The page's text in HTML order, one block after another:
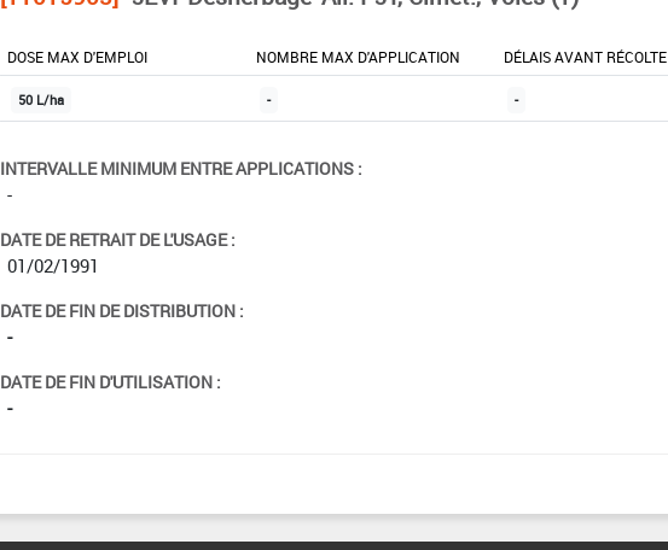
DOSE MAX D'EMPLOI NOMBRE MAX D'APPLICATION DÉLAIS AVANT RÉCOLTE
50 L/ha - -
INTERVALLE MINIMUM ENTRE APPLICATIONS :
-
DATE DE RETRAIT DE L'USAGE :
01/02/1991
DATE DE FIN DE DISTRIBUTION :
-
DATE DE FIN D'UTILISATION :
-